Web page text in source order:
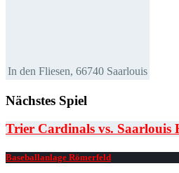
In den Fliesen, 66740 Saarlouis
Nächstes Spiel
Trier Cardinals vs. Saarlouis
Baseballanlage Römerfeld